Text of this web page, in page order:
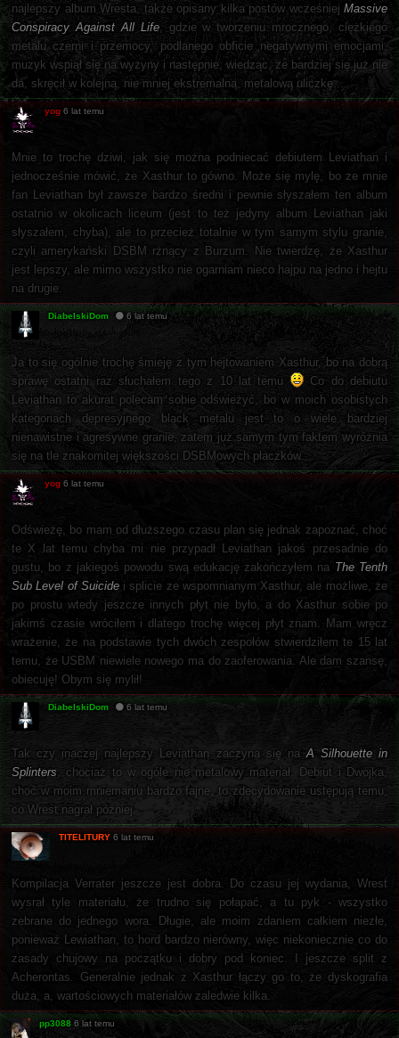
najlepszy album Wresta, także opisany kilka postów wcześniej Massive
Conspiracy Against All Life, gdzie w tworzeniu mrocznego, ciężkiego
metalu czerni i przemocy, podlanego obficie negatywnymi emocjami,
muzyk wspiął się na wyżyny i następnie, wiedząc, że bardziej się już nie
da, skręcił w kolejną, nie mniej ekstremalną, metalową uliczkę...
yog 6 lat temu
Mnie to trochę dziwi, jak się można podniecać debiutem Leviathan i
jednocześnie mówić, że Xasthur to gówno. Może się mylę, bo ze mnie
fan Leviathan był zawsze bardzo średni i pewnie słyszałem ten album
ostatnio w okolicach liceum (jest to też jedyny album Leviathan jaki
słyszałem, chyba), ale to przecież totalnie w tym samym stylu granie,
czyli amerykański DSBM rżnący z Burzum. Nie twierdzę, że Xasthur
jest lepszy, ale mimo wszystko nie ogarniam nieco hajpu na jedno i hejtu
na drugie.
DiabelskiDom 6 lat temu
Ja to się ogólnie trochę śmieję z tym hejtowaniem Xasthur, bo na dobrą
sprawę ostatni raz słuchałem tego z 10 lat temu
Co do debiutu
Leviathan to akurat polecam sobie odświeżyć, bo w moich osobistych
kategoriach depresyjnego black metalu jest to o wiele bardziej
nienawistne i agresywne granie, zatem już samym tym faktem wyróżnia
się na tle znakomitej większości DSBMowych płaczków.
yog 6 lat temu
Odświeżę, bo mam od dłuższego czasu plan się jednak zapoznać, choć
te X lat temu chyba mi nie przypadł Leviathan jakoś przesadnie do
gustu, bo z jakiegoś powodu swą edukację zakończyłem na The Tenth
Sub Level of Suicidei splicie ze wspomnianym Xasthur, ale możliwe, że
po prostu wtedy jeszcze innych płyt nie było, a do Xasthur sobie po
jakimś czasie wróciłem i dlatego trochę więcej płyt znam. Mam wręcz
wrażenie, że na podstawie tych dwóch zespołów stwierdziłem te 15 lat
temu, że USBM niewiele nowego ma do zaoferowania. Ale dam szansę,
obiecuję! Obym się mylił!
DiabelskiDom 6 lat temu
Tak czy inaczej najlepszy Leviathan zaczyna się na A Silhouette in
Splinters , chociaż to w ogóle nie metalowy materiał. Debiut i Dwójka,
choć w moim mniemaniu bardzo fajne, to zdecydowanie ustępują temu,
co Wrest nagrał później.
TITELITURY 6 lat temu
Kompilacja Verrater jeszcze jest dobra. Do czasu jej wydania, Wrest
wysrał tyle materiału, że trudno się połapać, a tu pyk - wszystko
zebrane do jednego wora. Długie, ale moim zdaniem całkiem niezłe,
ponieważ Lewiathan, to hord bardzo nierówny, więc niekoniecznie co do
zasady chujowy na początku i dobry pod koniec. I jeszcze split z
Acherontas. Generalnie jednak z Xasthur łączy go to, że dyskografia
duża, a, wartościowych materiałów zaledwie kilka.
pp3088 6 lat temu